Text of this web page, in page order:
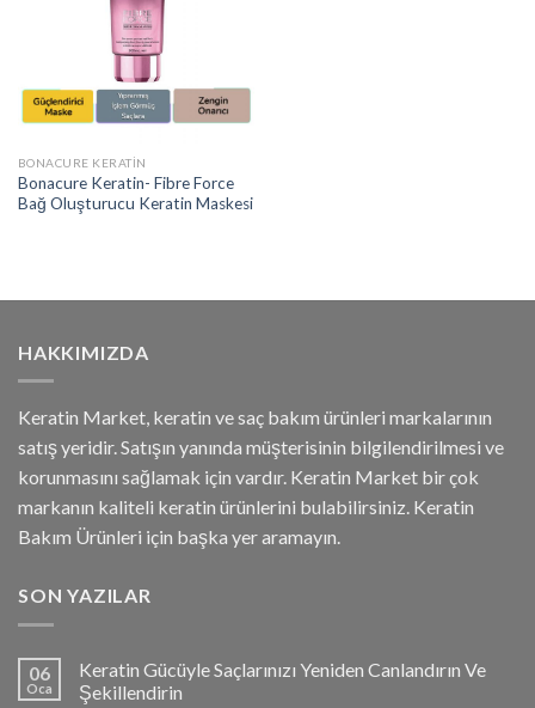
BONACURE KERATIN
Bonacure Keratin- Fibre Force
Bağ Oluşturucu Keratin Maskesi
HAKKIMIZDA
Keratin Market, keratin ve saç bakım ürünleri markalarının
satış yeridir. Satışın yanında müşterisinin bilgilendirilmesi ve
korunmasını sağlamak için vardır. Keratin Market bir çok
markanın kaliteli keratin ürünlerini bulabilirsiniz. Keratin
Bakım Ürünleri için başka yer aramayın.
SON YAZILAR
06
Oca
Keratin Gücüyle Saçlarınızı Yeniden Canlandırın Ve
Şekillendirin